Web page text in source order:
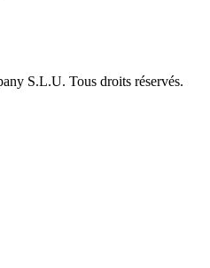
S.L.U. Tous droits réservés.